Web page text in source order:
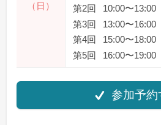
（日）
第2回
10:00〜13:00
第3回
13:00〜16:00
第4回
15:00〜18:00
第5回
16:00〜19:00
参加予約